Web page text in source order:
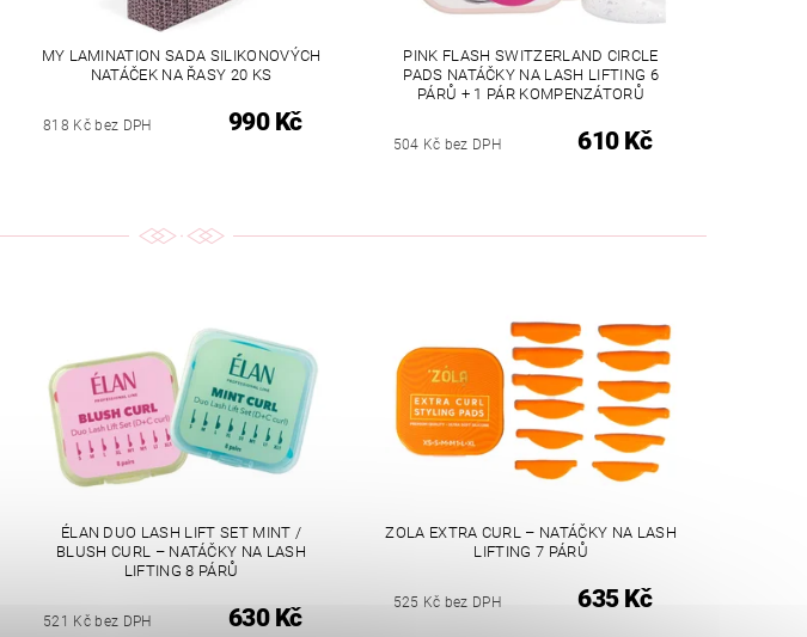
MY LAMINATION SADA SILIKONOVÝCH
NATÁČEK NA ŘASY 20 KS
818 Kč bez DPH 990 Kč
PINK FLASH SWITZERLAND CIRCLE
PADS NATÁČKY NA LASH LIFTING 6
PÁRŮ + 1 PÁR KOMPENZÁTORŮ
504 Kč bez DPH 610 Kč
ÉLAN DUO LASH LIFT SET MINT /
BLUSH CURL – NATÁČKY NA LASH
LIFTING 8 PÁRŮ
521 Kč bez DPH 630 Kč
ZOLA EXTRA CURL – NATÁČKY NA LASH
LIFTING 7 PÁRŮ
525 Kč bez DPH 635 Kč